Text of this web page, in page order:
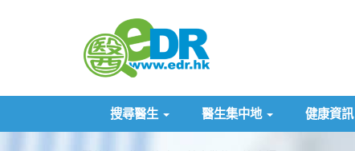
搜尋醫生 醫生集中地 健康資訊